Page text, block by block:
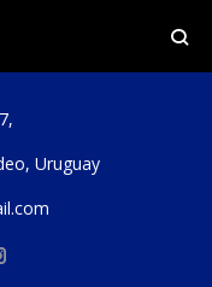
,
Uruguay